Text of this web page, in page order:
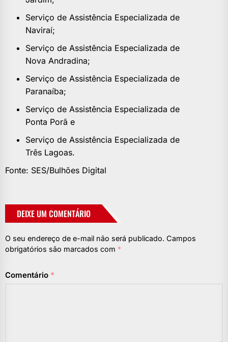
Serviço de Assistência Especializada de
Naviraí;
Serviço de Assistência Especializada de
Nova Andradina;
Serviço de Assistência Especializada de
Paranaíba;
Serviço de Assistência Especializada de
Ponta Porã e
Serviço de Assistência Especializada de
Três Lagoas.
Fonte: SES/Bulhões Digital
DEIXE UM COMENTÁRIO
O seu endereço de e-mail não será publicado. Campos
obrigatórios são marcados com *
Comentário *